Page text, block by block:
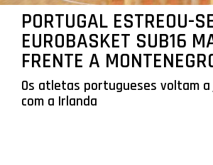
PORTUGAL ESTREOU-
EUROBASKET SUB16
FRENTE A
Os atletas portugueses voltam
com a Irlanda